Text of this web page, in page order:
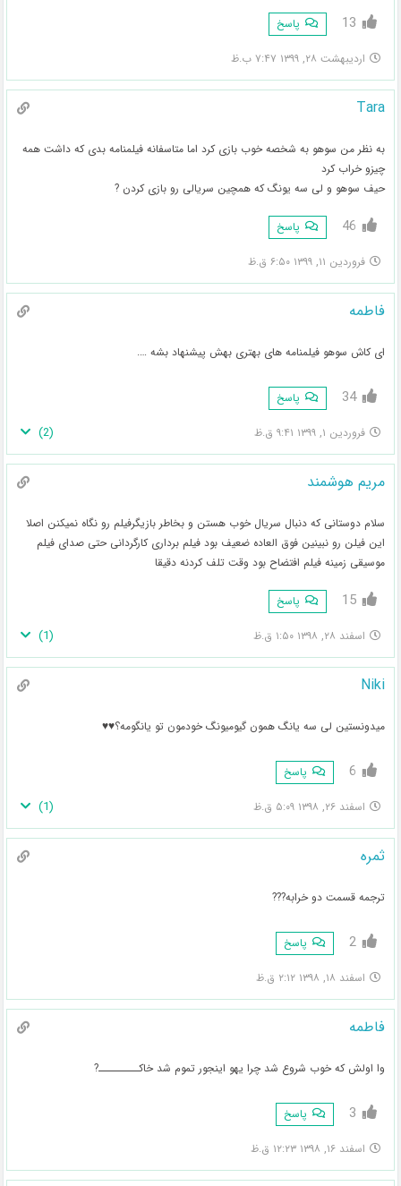
13 پاسخ
اردیبهشت ۲۸, ۱۳۹۹ ۷:۴۷ ب.ظ
Tara
به نظر من سوهو به شخصه خوب بازی کرد اما متاسفانه فیلمنامه بدی که داشت همه
چیزو خراب کرد
حیف سوهو و لی سه یونگ که همچین سریالی رو بازی کردن ?
46 پاسخ
فروردین ۱۱, ۱۳۹۹ ۶:۵۰ ق.ظ
فاطمه
ای کاش سوهو فیلمنامه های بهتری بهش پیشنهاد بشه ….
34 پاسخ
فروردین ۱, ۱۳۹۹ ۹:۴۱ ق.ظ (
2
)
مریم هوشمند
سلام دوستانی که دنبال سریال خوب هستن و بخاطر بازیگر‌فیلم رو نگاه نمیکنن اصلا
این فیلن رو نبینین فوق العاده ضعیف بود فیلم برداری کارگردانی حتی صدای فیلم
موسیقی زمینه فیلم افتضاح بود وقت تلف کردنه دقیقا
15 پاسخ
اسفند ۲۸, ۱۳۹۸ ۱:۵۰ ق.ظ (
1
)
Niki
میدونستین لی سه یانگ همون گیومیونگ خودمون تو یانگومه؟♥♥
6 پاسخ
اسفند ۲۶, ۱۳۹۸ ۵:۰۹ ق.ظ (
1
)
ثمره
ترجمه قسمت دو خرابه???
2 پاسخ
اسفند ۱۸, ۱۳۹۸ ۲:۱۲ ق.ظ
فاطمه
وا اولش که خوب شروع شد چرا یهو اینجور تموم شد خاکـــــــــ?
3 پاسخ
اسفند ۱۶, ۱۳۹۸ ۱۲:۲۳ ق.ظ